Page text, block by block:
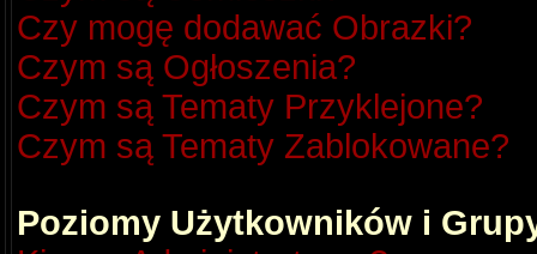
Czy mogę dodawać Obrazki?
Czym są Ogłoszenia?
Czym są Tematy Przyklejone?
Czym są Tematy Zablokowane?
Poziomy Użytkowników i